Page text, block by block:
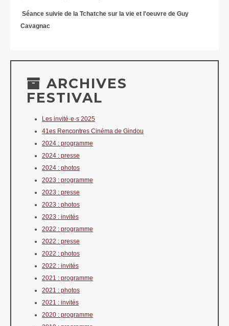
Séance suivie de la Tchatche sur la vie et l'oeuvre de Guy
Cavagnac
ARCHIVES
FESTIVAL
Les invité·e·s 2025
41es Rencontres Cinéma de Gindou
2024 : programme
2024 : presse
2024 : photos
2023 : programme
2023 : presse
2023 : photos
2023 : invités
2022 : programme
2022 : presse
2022 : photos
2022 : invités
2021 : programme
2021 : photos
2021 : invités
2020 : programme